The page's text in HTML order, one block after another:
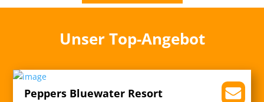
Unser Top-Angebot
Peppers Bluewater Resort